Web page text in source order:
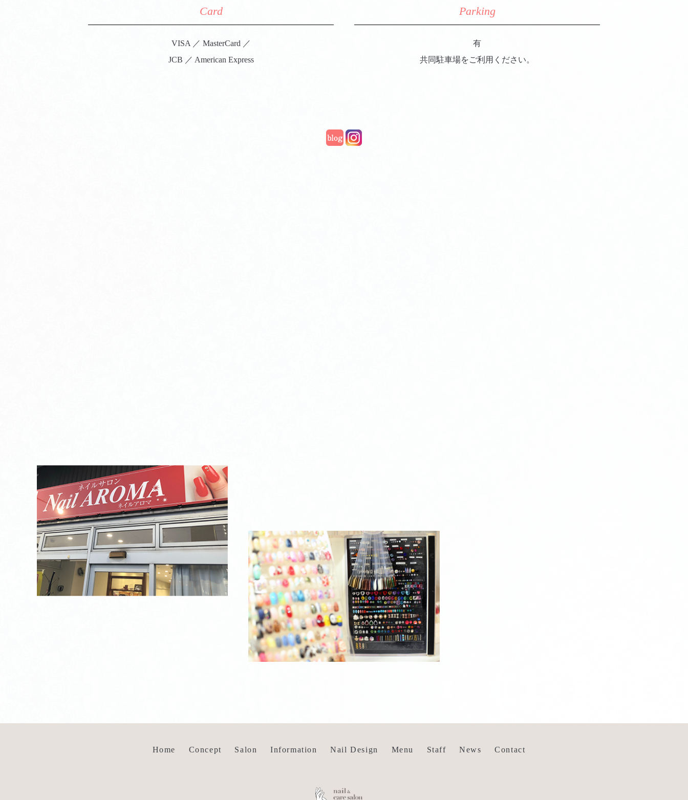
Card
VISA ／ MasterCard ／
JCB ／ American Express
Parking
有
共同駐車場をご利用ください。
Home Concept Salon Information Nail Design Menu Staff News Contact